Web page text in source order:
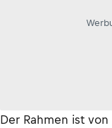
Der Rahmen ist